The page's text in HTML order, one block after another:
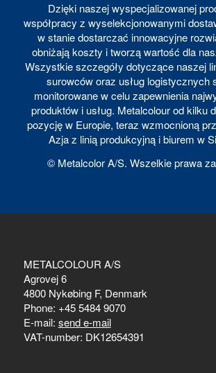
Dzięki naszej wyspecjalizowanej
współpracy z wyselekcjonowanymi
w stanie dostarczać innowacyjne
obniżają koszty i tworzą wartość dla
Wszystkie szczegóły dotyczące naszej
surowców oraz usług logistycznych
monitorowane w celu zapewnienia
produktów i usług. Metalcolour od kilku
pozycję w Europie, teraz wzmocnioną
Azja z linią produkcyjną i biurem w
© Metalcolor A/S. Wszelkie prawa
METALCOLOUR A/S
Agrovej 6
4800 Nykøbing F, Denmark
Phone: +45 5484 9070
E-mail: send e-mail
VAT-number: DK12654391